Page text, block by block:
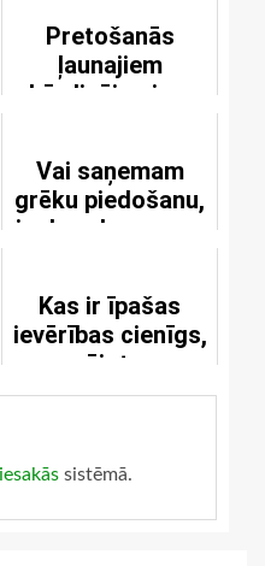
Pretošanās
ļaunajiem
kārdinājumiem
Vai saņemam
grēku piedošanu,
ja draudzes gans
Kas ir īpašas
ievērības cienīgs,
runājot par
bīskapa amatu?
sistēmā.